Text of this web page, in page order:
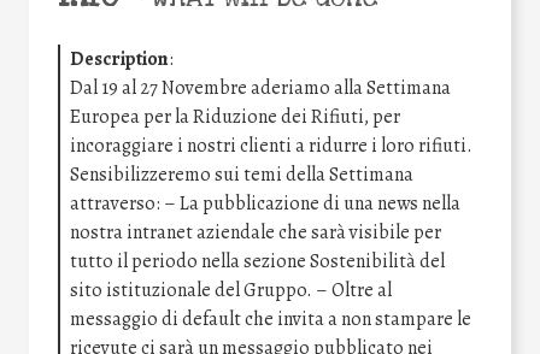
Description:
Dal 19 al 27 Novembre aderiamo alla Settimana
Europea per la Riduzione dei Rifiuti, per
incoraggiare i nostri clienti a ridurre i loro rifiuti.
Sensibilizzeremo sui temi della Settimana
attraverso: – La pubblicazione di una news nella
nostra intranet aziendale che sarà visibile per
tutto il periodo nella sezione Sostenibilità del
sito istituzionale del Gruppo. – Oltre al
messaggio di default che invita a non stampare le
ricevute ci sarà un messaggio pubblicato nei